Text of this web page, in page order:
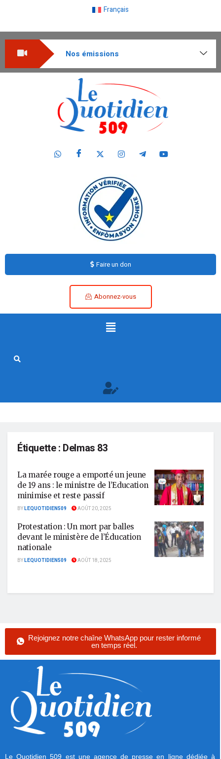
Français
Nos émissions
Faire un don
Abonnez-vous
Étiquette : Delmas 83
La marée rouge a emporté un jeune
de 19 ans : le ministre de l’Education
minimise et reste passif
BYLEQUOTIDIEN509 AOÛT 20, 2025
Protestation : Un mort par balles
devant le ministère de l’Éducation
nationale
BYLEQUOTIDIEN509 AOÛT 18, 2025
Rejoignez notre chaîne WhatsApp pour rester informé
en temps réel.
Le Quotidien 509 est une agence de presse en ligne dédiée à